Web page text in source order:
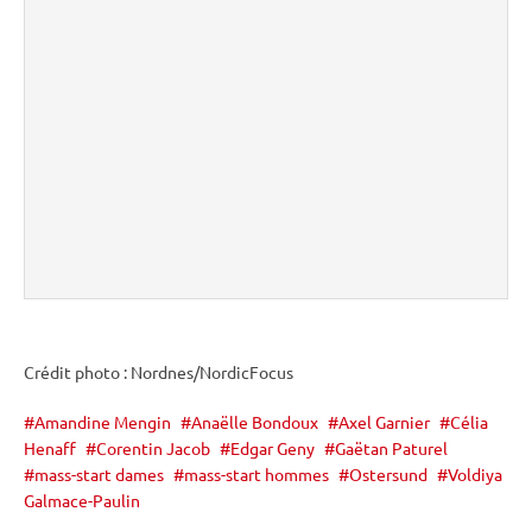
Crédit photo : Nordnes/NordicFocus
Amandine Mengin Anaëlle Bondoux Axel Garnier
Célia
Henaff
Corentin Jacob Edgar Geny
Gaëtan Paturel
mass-start dames
mass-start hommes Ostersund
Voldiya
Galmace-Paulin